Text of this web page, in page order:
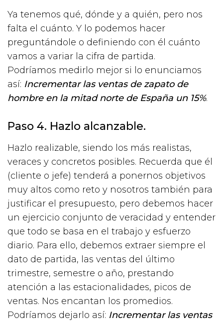
Ya tenemos qué, dónde y a quién, pero nos
falta el cuánto. Y lo podemos hacer
preguntándole o definiendo con él cuánto
vamos a variar la cifra de partida.
Podríamos medirlo mejor si lo enunciamos
así: Incrementar las ventas de zapato de
hombre en la mitad norte de España un 15%.
Paso 4. Hazlo alcanzable.
Hazlo realizable, siendo los más realistas,
veraces y concretos posibles. Recuerda que él
(cliente o jefe) tenderá a ponernos objetivos
muy altos como reto y nosotros también para
justificar el presupuesto, pero debemos hacer
un ejercicio conjunto de veracidad y entender
que todo se basa en el trabajo y esfuerzo
diario. Para ello, debemos extraer siempre el
dato de partida, las ventas del último
trimestre, semestre o año, prestando
atención a las estacionalidades, picos de
ventas. Nos encantan los promedios.
Podríamos dejarlo así: Incrementar las ventas